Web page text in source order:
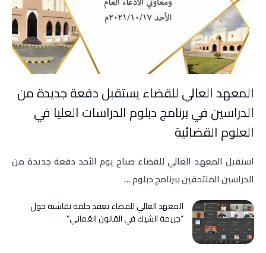
المعهد العالي للقضاء يستقبل دفعة جديدة من
الدراسين في برنامج دبلوم الدراسات العليا في
العلوم القضائية
استقبل المعهد العالي للقضاء صباح يوم الأحد دفعة جديدة من
الدراسين الملتحقين ببرنامج دبلوم …
المعهد العالي للقضاء يعقد حلقة نقاشية حول
“جريمة الشيك في القانون العُماني”